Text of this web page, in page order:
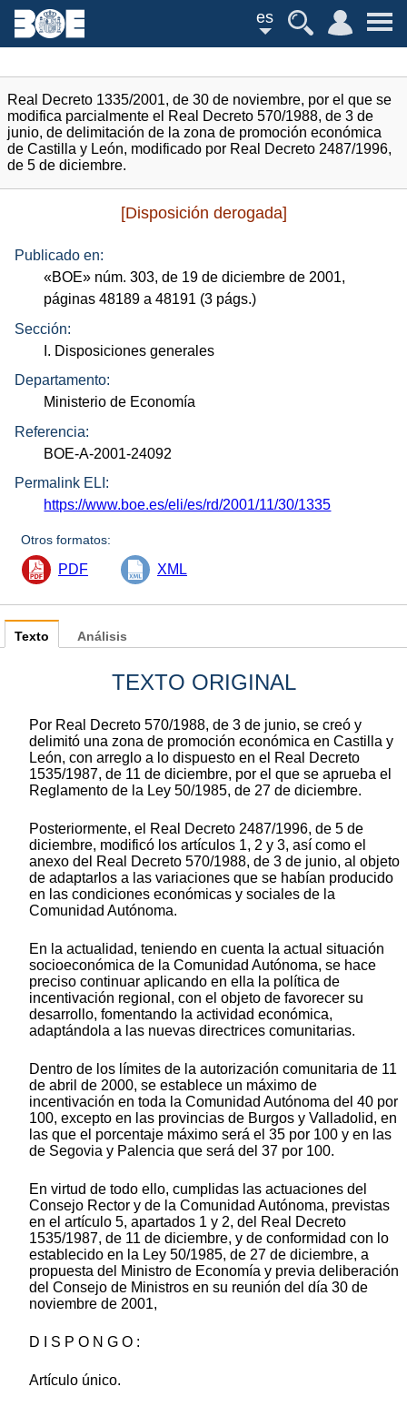
es
Real Decreto 1335/2001, de 30 de noviembre, por el que se
modifica parcialmente el Real Decreto 570/1988, de 3 de
junio, de delimitación de la zona de promoción económica
de Castilla y León, modificado por Real Decreto 2487/1996,
de 5 de diciembre.
[Disposición derogada]
Publicado en:
«BOE» núm. 303, de 19 de diciembre de 2001,
páginas 48189 a 48191 (3 págs.)
Sección:
I. Disposiciones generales
Departamento:
Ministerio de Economía
Referencia:
BOE-A-2001-24092
Permalink ELI:
https://www.boe.es/eli/es/rd/2001/11/30/1335
Otros formatos:
PDF XML
Texto
TEXTO ORIGINAL
Por Real Decreto 570/1988, de 3 de junio, se creó y
delimitó una zona de promoción económica en Castilla y
León, con arreglo a lo dispuesto en el Real Decreto
1535/1987, de 11 de diciembre, por el que se aprueba el
Reglamento de la Ley 50/1985, de 27 de diciembre.
Posteriormente, el Real Decreto 2487/1996, de 5 de
diciembre, modificó los artículos 1, 2 y 3, así como el
anexo del Real Decreto 570/1988, de 3 de junio, al objeto
de adaptarlos a las variaciones que se habían producido
en las condiciones económicas y sociales de la
Comunidad Autónoma.
En la actualidad, teniendo en cuenta la actual situación
socioeconómica de la Comunidad Autónoma, se hace
preciso continuar aplicando en ella la política de
incentivación regional, con el objeto de favorecer su
desarrollo, fomentando la actividad económica,
adaptándola a las nuevas directrices comunitarias.
Dentro de los límites de la autorización comunitaria de 11
de abril de 2000, se establece un máximo de
incentivación en toda la Comunidad Autónoma del 40 por
100, excepto en las provincias de Burgos y Valladolid, en
las que el porcentaje máximo será el 35 por 100 y en las
de Segovia y Palencia que será del 37 por 100.
En virtud de todo ello, cumplidas las actuaciones del
Consejo Rector y de la Comunidad Autónoma, previstas
en el artículo 5, apartados 1 y 2, del Real Decreto
1535/1987, de 11 de diciembre, y de conformidad con lo
establecido en la Ley 50/1985, de 27 de diciembre, a
propuesta del Ministro de Economía y previa deliberación
del Consejo de Ministros en su reunión del día 30 de
noviembre de 2001,
D I S P O N G O :
Artículo único.
Análisis